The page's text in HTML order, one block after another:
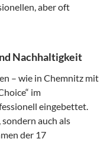
aber oft
Nachhaltigkeit
– wie in Chemnitz mit
im
eingebettet.
auch als
der 17